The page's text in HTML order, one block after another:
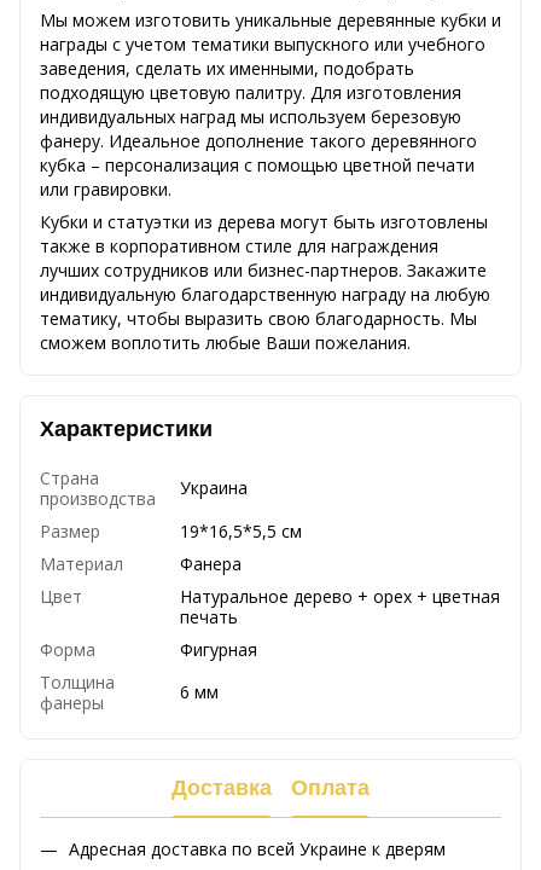
Мы можем изготовить уникальные деревянные кубки и
награды с учетом тематики выпускного или учебного
заведения, сделать их именными, подобрать
подходящую цветовую палитру. Для изготовления
индивидуальных наград мы используем березовую
фанеру. Идеальное дополнение такого деревянного
кубка – персонализация с помощью цветной печати
или гравировки.
Кубки и статуэтки из дерева могут быть изготовлены
также в корпоративном стиле для награждения
лучших сотрудников или бизнес-партнеров. Закажите
индивидуальную благодарственную награду на любую
тематику, чтобы выразить свою благодарность. Мы
сможем воплотить любые Ваши пожелания.
Характеристики
Страна
производства
Украина
Размер
19*16,5*5,5 см
Материал
Фанера
Цвет
Натуральное дерево + орех + цветная
печать
Форма
Фигурная
Толщина
фанеры
6 мм
Доставка Оплата
Адресная доставка по всей Украине к дверям